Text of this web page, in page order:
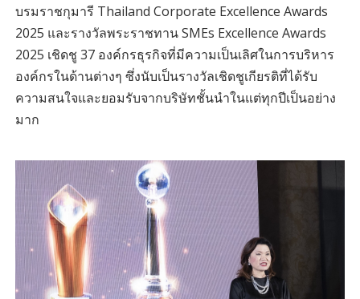
บรมราชกุมารี Thailand Corporate Excellence Awards
2025 และรางวัลพระราชทาน SMEs Excellence Awards
2025 เชิดชู 37 องค์กรธุรกิจที่มีความเป็นเลิศในการบริหาร
องค์กรในด้านต่างๆ ซึ่งนับเป็นรางวัลเชิดชูเกียรติที่ได้รับ
ความสนใจและยอมรับจากบริษัทชั้นนำในแต่ทุกปีเป็นอย่าง
มาก